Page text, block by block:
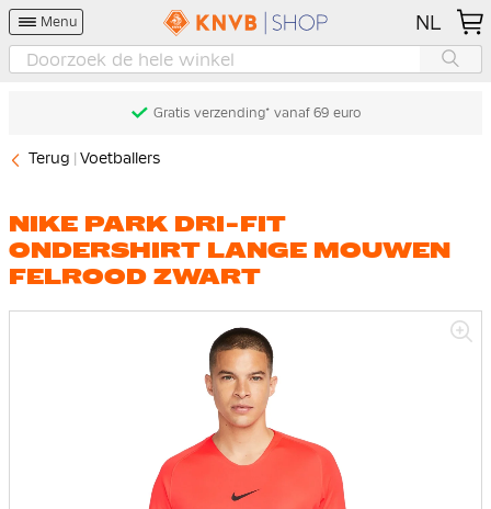
Menu NL
Gratis verzending* vanaf 69 euro
Terug Voetballers
NIKE PARK DRI-FIT
ONDERSHIRT LANGE MOUWEN
FELROOD ZWART